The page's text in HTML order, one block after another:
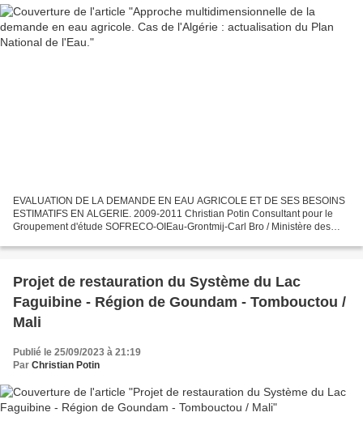
EVALUATION DE LA DEMANDE EN EAU AGRICOLE ET DE SES BESOINS
ESTIMATIFS EN ALGERIE. 2009-2011 Christian Potin Consultant pour le
Groupement d'étude SOFRECO-OIEau-Grontmij-Carl Bro / Ministère des
-----...
Projet de restauration du Système du Lac
Faguibine - Région de Goundam - Tombouctou /
Mali
Publié le 25/09/2023 à 21:19
Par Christian Potin